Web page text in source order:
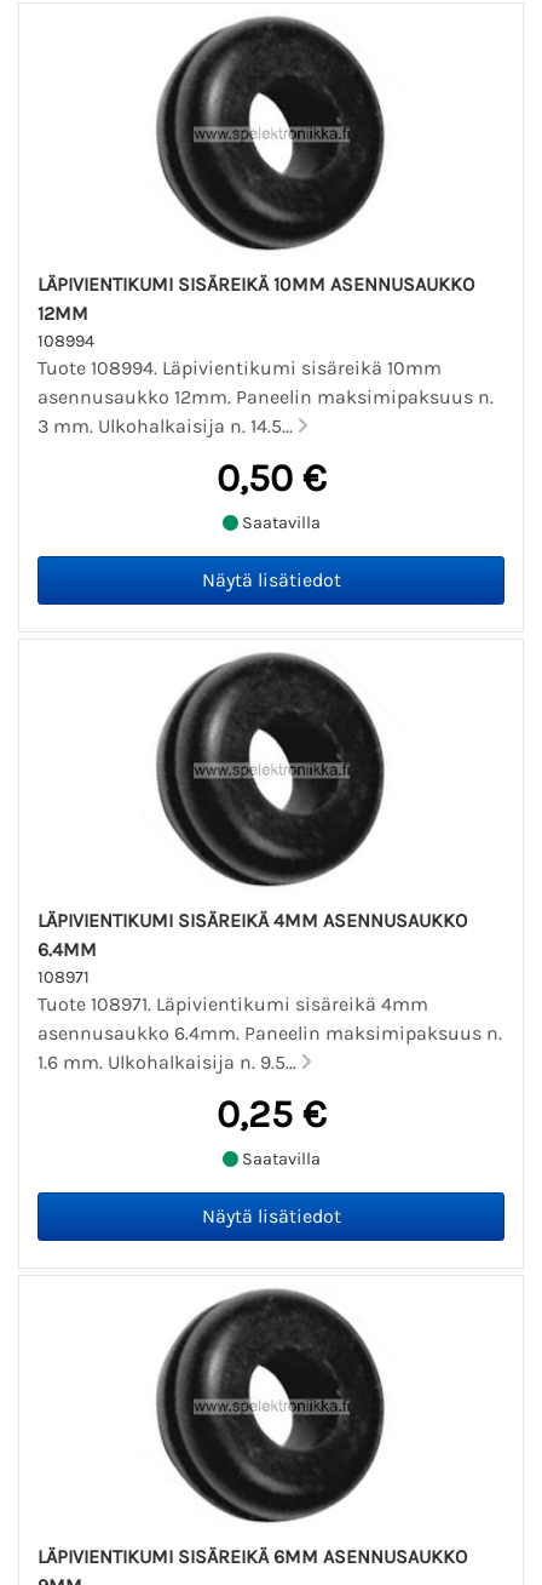
LÄPIVIENTIKUMI SISÄREIKÄ 10MM ASENNUSAUKKO
12MM
108994
Tuote 108994. Läpivientikumi sisäreikä 10mm
asennusaukko 12mm. Paneelin maksimipaksuus n.
3 mm. Ulkohalkaisija n. 14.5...
0,50 €
Saatavilla
LÄPIVIENTIKUMI SISÄREIKÄ 4MM ASENNUSAUKKO
6.4MM
108971
Tuote 108971. Läpivientikumi sisäreikä 4mm
asennusaukko 6.4mm. Paneelin maksimipaksuus n.
1.6 mm. Ulkohalkaisija n. 9.5...
0,25 €
Saatavilla
LÄPIVIENTIKUMI SISÄREIKÄ 6MM ASENNUSAUKKO